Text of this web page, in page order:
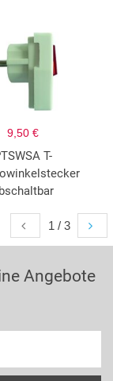
9,50 €
T-
1 / 3
Angebote